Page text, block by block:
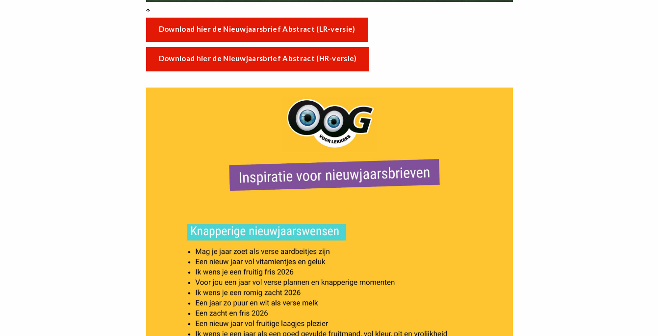
Download hier de Nieuwjaarsbrief Abstract (LR-versie)
Download hier de Nieuwjaarsbrief Abstract (HR-versie)